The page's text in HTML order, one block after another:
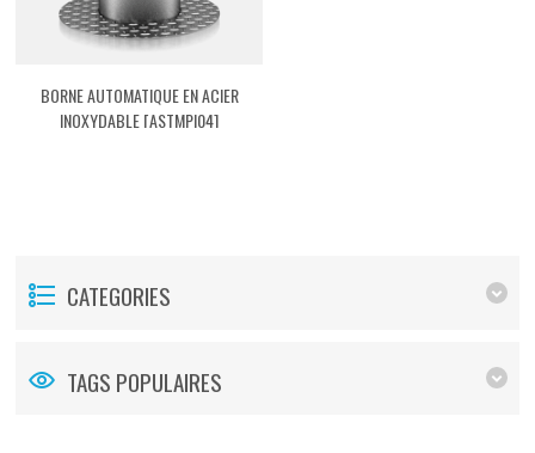
BORNE AUTOMATIQUE EN ACIER
INOXYDABLE [ASTMPI04]
CATEGORIES
TAGS POPULAIRES